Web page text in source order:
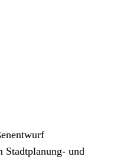
Stadtplanung- und